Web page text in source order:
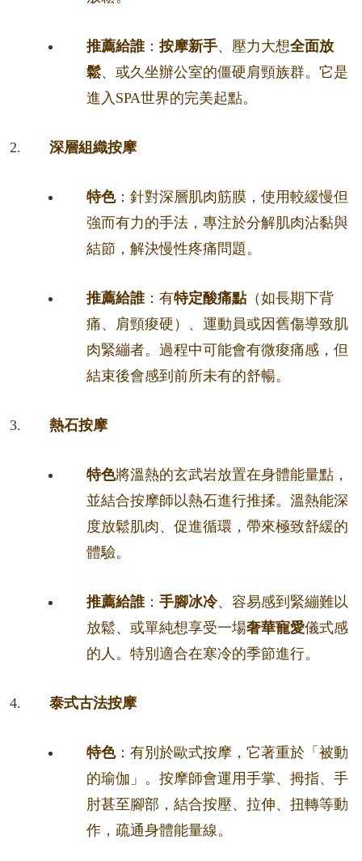
推薦給誰： 按摩新手、壓力大想全面放
鬆、或久坐辦公室的僵硬肩頸族群。它是
進入SPA世界的完美起點。
深層組織按摩
特色：針對深層肌肉筋膜，使用較緩慢但
強而有力的手法，專注於分解肌肉沾黏與
結節，解決慢性疼痛問題。
推薦給誰：有特定酸痛點（如長期下背
痛、肩頸痠硬）、運動員或因舊傷導致肌
肉緊繃者。過程中可能會有微痠痛感，但
結束後會感到前所未有的舒暢。
熱石按摩
特色將溫熱的玄武岩放置在身體能量點，
並結合按摩師以熱石進行推揉。溫熱能深
度放鬆肌肉、促進循環，帶來極致舒緩的
體驗。
推薦給誰： 手腳冰冷、容易感到緊繃難以
放鬆、或單純想享受一場奢華寵愛儀式感
的人。特別適合在寒冷的季節進行。
泰式古法按摩
特色：有別於歐式按摩，它著重於「被動
的瑜伽」。按摩師會運用手掌、拇指、手
肘甚至腳部，結合按壓、拉伸、扭轉等動
作，疏通身體能量線。